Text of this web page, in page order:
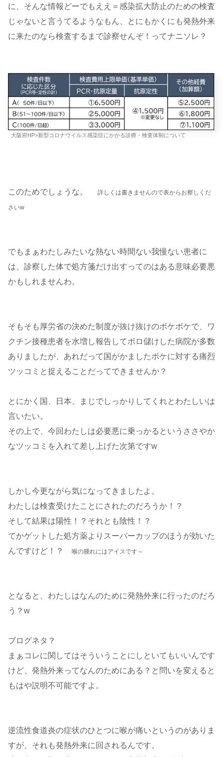
に、そんな情報どーでもええ＝感染拡大防止のための検査
じゃないと言うてるようなもん、とにもかくにも発熱外来
に来たのなら検査するまで診察せんぞ！ってナニソレ？
大阪府HP>新型コロナウイルス感染症にかかる診療・検査体制について
このためでしょうな。 詳しくは書きませんので表からお察しくだ
さいw
でもまぁわたしみたいな熱ない時間ない我慢ない患者に
は、診察した体で処方箋だけ出すってのはある意味必要悪
かもしれませんわ。
そもそも厚労省の決めた制度が抜け抜けのボケボケで、ワ
クチン接種患者を水増し報告してボロ儲けした病院が多数
ありましたが、あれだって国がかましたボケに対する痛烈
ツッコミと捉えることだってできませんか？
とにかく国、日本、まじでしっかりしてくれとわたしいは
言いたい。
その上で、今回わたしは必要悪に乗っかるというささやか
なツッコミを入れて差し上げた次第ですw
しかし今更ながら気になってきましたよ。
わたしは検査受けたことにされたのだろうか！？
そして結果は陽性！？それとも陰性！？
てかゲットした処方薬よりスーパーカップのほうが効いた
んですけど！？
喉の腫れにはアイスです～
となると、わたしはなんのために発熱外来に行ったのだろ
う？w
ブログネタ？
まぁコレに関してはそういうことにしといてもいいんです
けど、発熱外来ってなんのためにある？と問いを変えると
もはや説明不可能ですよ。
逆流性食道炎の症状のひとつに喉が痛いというのがありま
すが、それも発熱外来に回されるんです。